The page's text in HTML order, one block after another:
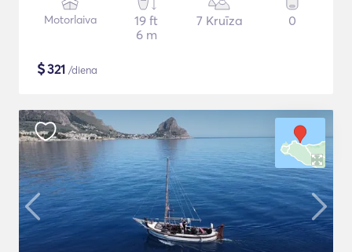
Motorlaiva
19 ft
6 m
7 Kruīza 0
$321 /diena